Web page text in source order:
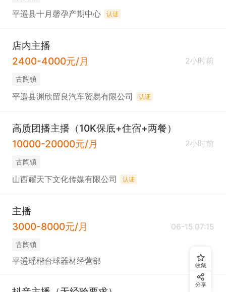
平遥县十月馨孕产期中心 认证
店内主播
2400-4000元/月
2小时前
古陶镇
平遥县渊欣留良汽车贸易有限公司 认证
高质团播主播（10K保底+住宿+两餐）
10000-20000元/月
2小时前
古陶镇
山西耀天下文化传媒有限公司 认证
主播
3000-8000元/月
06-15 07:15
古陶镇
平遥瑶楷台球器材经营部 收藏
分享